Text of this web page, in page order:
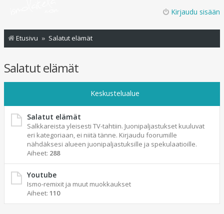
Kirjaudu sisään
Etusivu Salatut elämät
Salatut elämät
Keskustelualue
Salatut elämät
Salkkareista yleisesti TV-tahtiin. Juonipaljastukset kuuluvat
eri kategoriaan, ei niitä tänne. Kirjaudu foorumille
nähdäksesi alueen juonipaljastuksille ja spekulaatioille.
Aiheet: 288
Youtube
Ismo-remixit ja muut muokkaukset
Aiheet: 110